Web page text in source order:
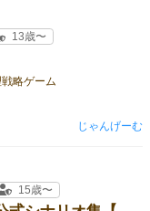
略ゲーム
13歳〜
じゃんげーむ
15歳〜